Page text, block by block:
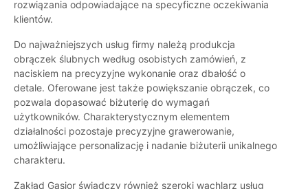
rozwiązania odpowiadające na specyficzne oczekiwania
klientów.
Do najważniejszych usług firmy należą produkcja
obrączek ślubnych według osobistych zamówień, z
naciskiem na precyzyjne wykonanie oraz dbałość o
detale. Oferowane jest także powiększanie obrączek, co
pozwala dopasować biżuterię do wymagań
użytkowników. Charakterystycznym elementem
działalności pozostaje precyzyjne grawerowanie,
umożliwiające personalizację i nadanie biżuterii unikalnego
charakteru.
Zakład Gąsior świadczy również szeroki wachlarz usług